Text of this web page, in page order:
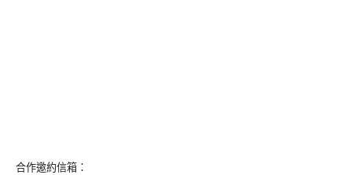
合作邀約信箱：